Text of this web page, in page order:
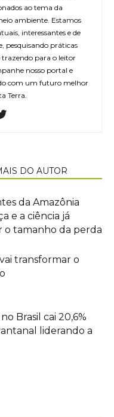
ao tema da
ambiente. Estamos
interessantes e de
pesquisando práticas
trazendo para o leitor
nosso portal e
com um futuro melhor
Terra.
DO AUTOR
da Amazônia
e a ciência já
o tamanho da perda
transformar o
Brasil cai 20,6%
liderando a